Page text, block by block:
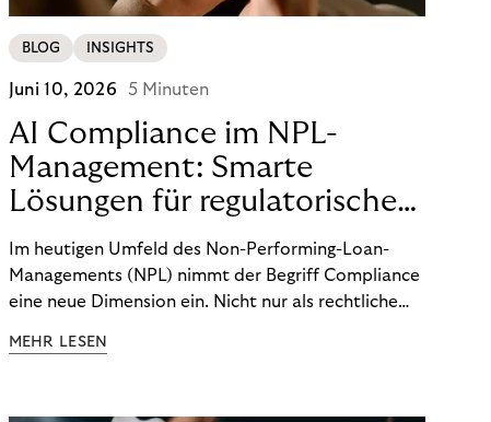
BLOG INSIGHTS
Juni 10, 2026 5 Minuten
AI Compliance im NPL-
Management: Smarte
Lösungen für regulatorische
Sicherheit
Im heutigen Umfeld des Non-Performing-Loan-
Managements (NPL) nimmt der Begriff Compliance
eine neue Dimension ein. Nicht nur als rechtliche
Wettbewerbsvorteil. In einem Umfeld steigender
MEHR LESEN